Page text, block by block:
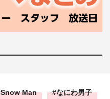
Snow Man なにわ男子